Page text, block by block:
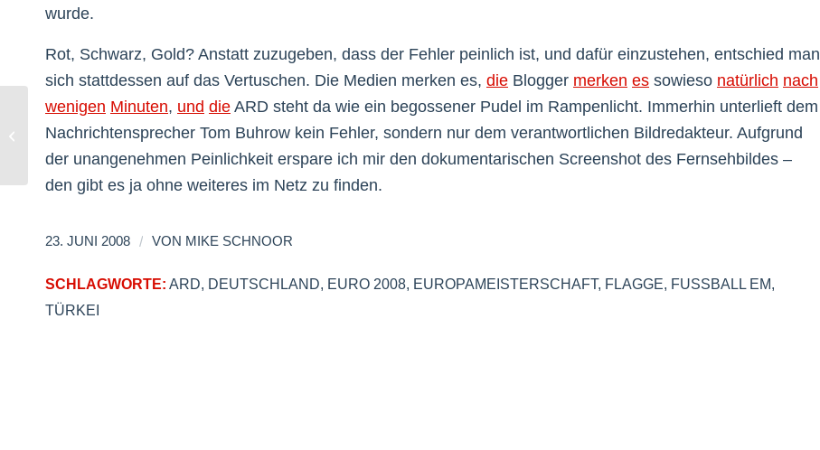
wurde.
Rot, Schwarz, Gold? Anstatt zuzugeben, dass der Fehler peinlich ist, und dafür einzustehen, entschied man
sich stattdessen auf das Vertuschen. Die Medien merken es, die Blogger merken es sowieso natürlich nach
wenigen Minuten, und die ARD steht da wie ein begossener Pudel im Rampenlicht. Immerhin unterlieft dem
Nachrichtensprecher Tom Buhrow kein Fehler, sondern nur dem verantwortlichen Bildredakteur. Aufgrund
der unangenehmen Peinlichkeit erspare ich mir den dokumentarischen Screenshot des Fernsehbildes –
den gibt es ja ohne weiteres im Netz zu finden.
23. JUNI 2008 / VON MIKE SCHNOOR
SCHLAGWORTE: ARD, DEUTSCHLAND, EURO 2008, EUROPAMEISTERSCHAFT, FLAGGE, FUSSBALL EM
,
TÜRKEI
GMail aus Deutschland abgekappt